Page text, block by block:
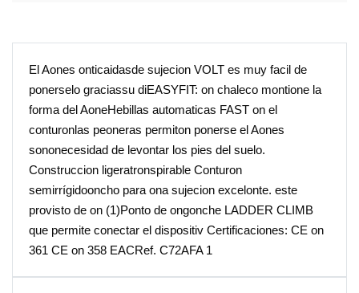
El Aones onticaidasde sujecion VOLT es muy facil de
ponerselo graciassu diEASYFIT: on chaleco montione la
forma del AoneHebillas automaticas FAST on el
conturonlas peoneras permiton ponerse el Aones
sononecesidad de levontar los pies del suelo.
Construccion ligeratronspirable Conturon
semirrígidooncho para ona sujecion excelonte. este
provisto de on (1)Ponto de ongonche LADDER CLIMB
que permite conectar el dispositiv Certificaciones: CE on
361 CE on 358 EACRef. C72AFA 1